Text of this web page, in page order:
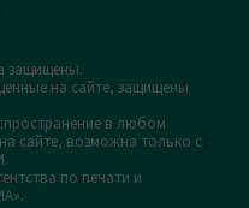
защищены.
на сайте, защищены
в любом
сайте, возможна только с
по печати и